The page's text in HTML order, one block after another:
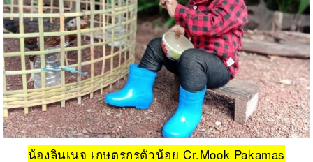
น้องลินเนจ เกษตรกรตัวน้อย Cr.Mook Pakamas